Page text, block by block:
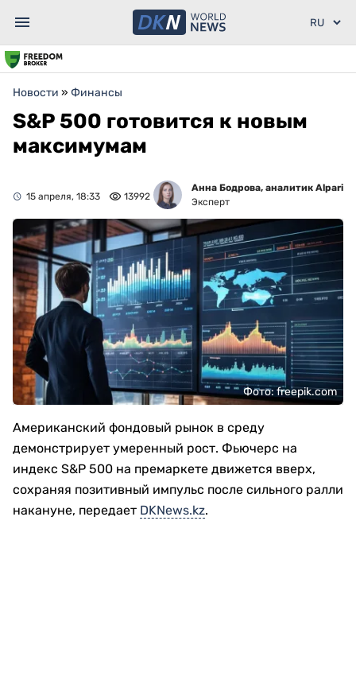
Новости » Финансы
S&P 500 готовится к новым
максимумам
15 апреля, 18:33 13992
Анна Бодрова, аналитик Alpari
Эксперт
Фото: freepik.com
Американский фондовый рынок в среду
демонстрирует умеренный рост. Фьючерс на
индекс S&P 500 на премаркете движется вверх,
сохраняя позитивный импульс после сильного ралли
накануне, передает DKNews.kz.